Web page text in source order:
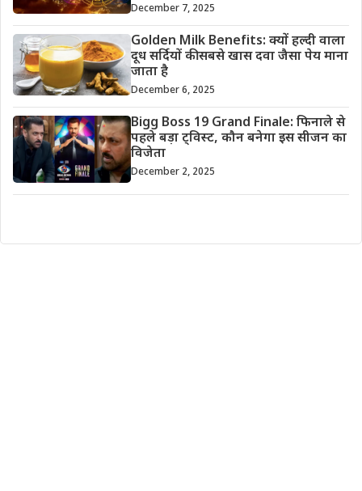
December 7, 2025
Golden Milk Benefits: क्यों हल्दी वाला
दूध सर्दियों की सबसे खास दवा जैसा पेय माना
जाता है
December 6, 2025
Bigg Boss 19 Grand Finale: फिनाले से
पहले बड़ा ट्विस्ट, कौन बनेगा इस सीजन का
विजेता
December 2, 2025